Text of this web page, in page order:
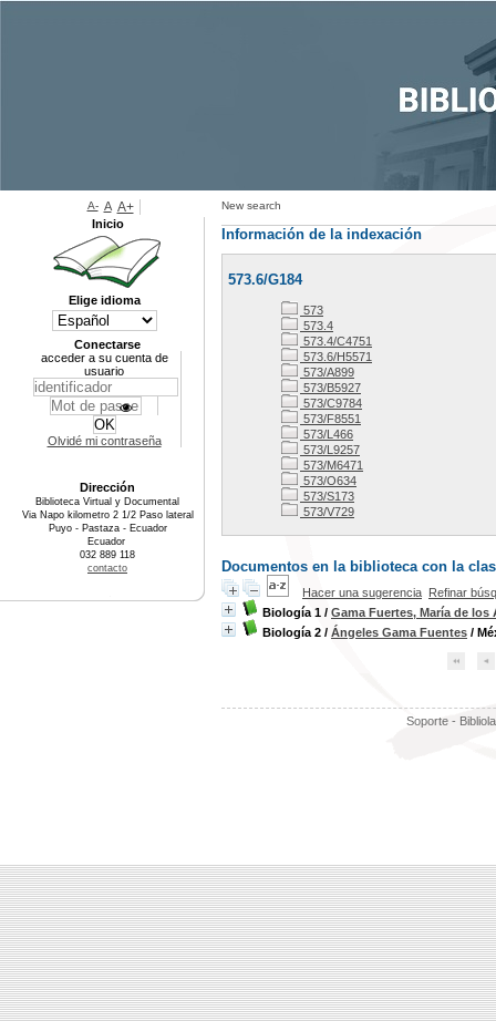
New search
Información de la indexación
573.6/G184
573
573.4
573.4/C4751
573.6/H5571
573/A899
573/B5927
573/C9784
573/F8551
573/L466
573/L9257
573/M6471
573/O634
573/S173
573/V729
Documentos en la biblioteca con la
Hacer una sugerencia Refinar
Biología 1 / Gama Fuertes, María de los
Biología 2 / Ángeles Gama Fuentes /
Soporte -
A- A A+
Inicio
Elige idioma
Conectarse
acceder a su cuenta de
usuario
Olvidé mi contraseña
Dirección
Biblioteca Virtual y Documental
Via Napo kilometro 2 1/2 Paso lateral
Puyo - Pastaza - Ecuador
Ecuador
032 889 118
contacto